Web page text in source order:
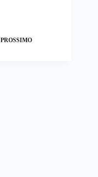
PROSSIMO